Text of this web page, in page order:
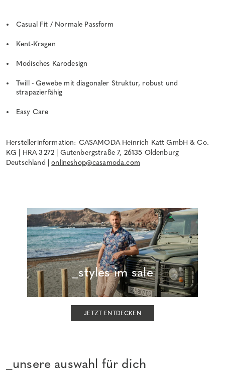
Casual Fit / Normale Passform
Kent-Kragen
Modisches Karodesign
Twill - Gewebe mit diagonaler Struktur, robust und
strapazierfähig
Easy Care
Herstellerinformation: CASAMODA Heinrich Katt GmbH & Co.
KG | HRA 3272 | Gutenbergstraße 7, 26135 Oldenburg
Deutschland |onlineshop@casamoda.com
_styles im sale
JETZT ENTDECKEN
_unsere auswahl für dich